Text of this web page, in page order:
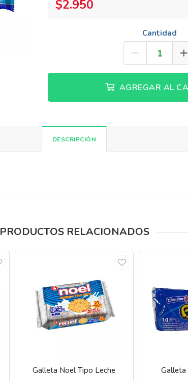
$2.950
Cantidad
AGREGAR AL
DESCRIPCIÓN
PRODUCTOS RELACIONADOS
Galleta Noel Tipo Leche Galleta